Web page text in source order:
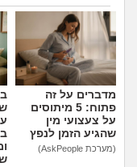
מדברים על זה
פתוח: 5 מיתוסים
על צעצועי מין
שהגיע הזמן לנפץ
(מערכת AskPeople)